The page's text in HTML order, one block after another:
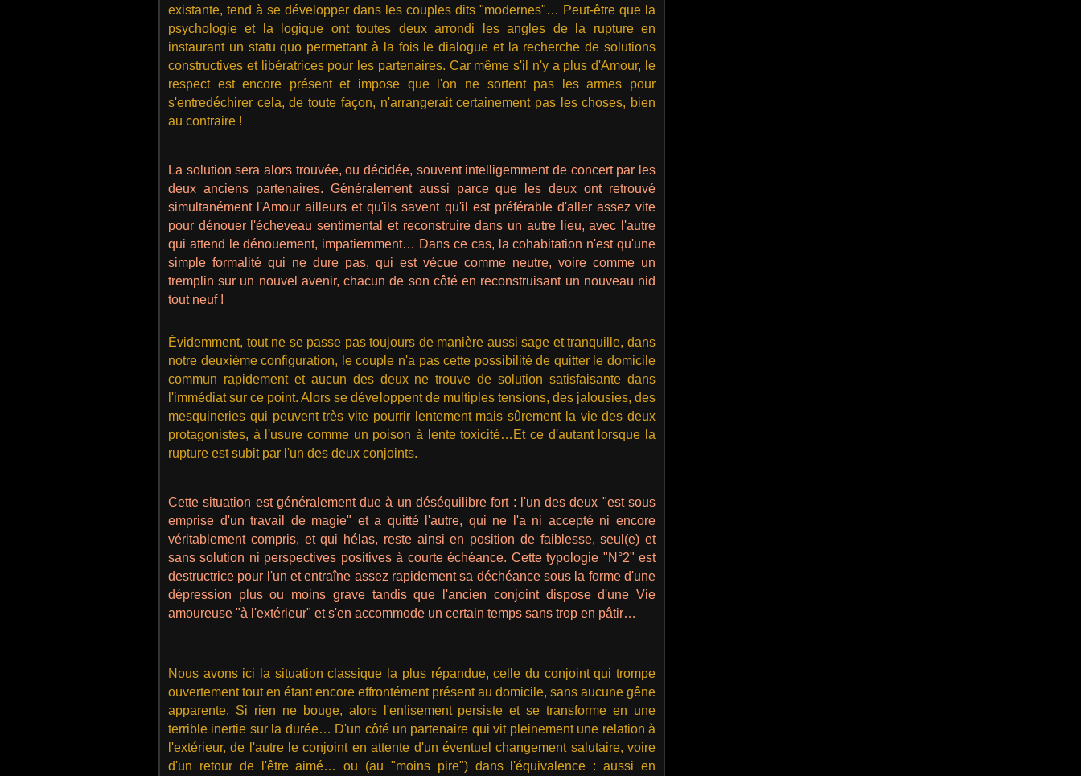
existante, tend à se développer dans les couples dits "modernes"… Peut-être que la
psychologie et la logique ont toutes deux arrondi les angles de la rupture en
instaurant un statu quo permettant à la fois le dialogue et la recherche de solutions
constructives et libératrices pour les partenaires. Car même s'il n'y a plus d'Amour, le
respect est encore présent et impose que l'on ne sortent pas les armes pour
s'entredéchirer cela, de toute façon, n'arrangerait certainement pas les choses, bien
au contraire !
La solution sera alors trouvée, ou décidée, souvent intelligemment de concert par les
deux anciens partenaires. Généralement aussi parce que les deux ont retrouvé
simultanément l'Amour ailleurs et qu'ils savent qu'il est préférable d'aller assez vite
pour dénouer l'écheveau sentimental et reconstruire dans un autre lieu, avec l'autre
qui attend le dénouement, impatiemment… Dans ce cas, la cohabitation n'est qu'une
simple formalité qui ne dure pas, qui est vécue comme neutre, voire comme un
tremplin sur un nouvel avenir, chacun de son côté en reconstruisant un nouveau nid
tout neuf !
Évidemment, tout ne se passe pas toujours de manière aussi sage et tranquille, dans
notre deuxième configuration, le couple n'a pas cette possibilité de quitter le domicile
commun rapidement et aucun des deux ne trouve de solution satisfaisante dans
l'immédiat sur ce point. Alors se développent de multiples tensions, des jalousies, des
mesquineries qui peuvent très vite pourrir lentement mais sûrement la vie des deux
protagonistes, à l'usure comme un poison à lente toxicité…Et ce d'autant lorsque la
rupture est subit par l'un des deux conjoints.
Cette situation est généralement due à un déséquilibre fort : l'un des deux "est sous
emprise d'un travail de magie" et a quitté l'autre, qui ne l'a ni accepté ni encore
véritablement compris, et qui hélas, reste ainsi en position de faiblesse, seul(e) et
sans solution ni perspectives positives à courte échéance. Cette typologie "N°2" est
destructrice pour l'un et entraîne assez rapidement sa déchéance sous la forme d'une
dépression plus ou moins grave tandis que l'ancien conjoint dispose d'une Vie
amoureuse "à l'extérieur" et s'en accommode un certain temps sans trop en pâtir…
Nous avons ici la situation classique la plus répandue, celle du conjoint qui trompe
ouvertement tout en étant encore effrontément présent au domicile, sans aucune gêne
apparente. Si rien ne bouge, alors l'enlisement persiste et se transforme en une
terrible inertie sur la durée… D'un côté un partenaire qui vit pleinement une relation à
l'extérieur, de l'autre le conjoint en attente d'un éventuel changement salutaire, voire
d'un retour de l'être aimé… ou (au "moins pire") dans l'équivalence : aussi en